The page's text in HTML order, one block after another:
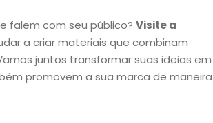
falem com seu público? Visite a
a criar materiais que combinam
juntos transformar suas ideias em
promovem a sua marca de maneira